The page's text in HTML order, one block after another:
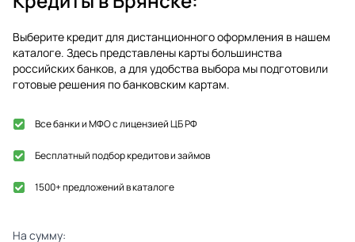
Выберите кредит для дистанционного оформления в нашем
каталоге. Здесь представлены карты большинства
российских банков, а для удобства выбора мы подготовили
готовые решения по банковским картам.
Все банки и МФО с лицензией ЦБ РФ
Бесплатный подбор кредитов и займов
1500+ предложений в каталоге
На сумму: